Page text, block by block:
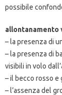
possibile
allontanamento
– la presenza di
– la presenza di
visibili in volo
– il becco rosso e
– l’assenza del